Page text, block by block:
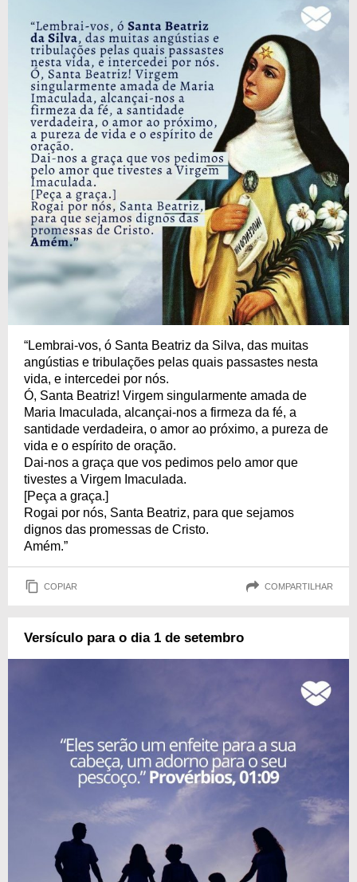
“Lembrai-vos, ó Santa Beatriz da Silva, das muitas
angústias e tribulações pelas quais passastes nesta
vida, e intercedei por nós.
Ó, Santa Beatriz! Virgem singularmente amada de
Maria Imaculada, alcançai-nos a firmeza da fé, a
santidade verdadeira, o amor ao próximo, a pureza de
vida e o espírito de oração.
Dai-nos a graça que vos pedimos pelo amor que
tivestes a Virgem Imaculada.
[Peça a graça.]
Rogai por nós, Santa Beatriz, para que sejamos
dignos das promessas de Cristo.
Amém.”
COPIAR COMPARTILHAR
Versículo para o dia 1 de setembro